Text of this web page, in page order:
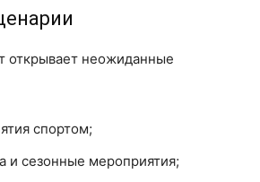
открывает неожиданные
спортом;
и сезонные мероприятия;